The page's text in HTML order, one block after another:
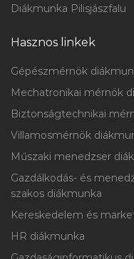
Diákmunka Pilisjászfalu
Hasznos linkek
Gépészmérnök
Mechatronikai mérnök
Biztonságtechnikai
Villamosmérnök
Műszaki menedzser
Gazdálkodás- és
szakos diákmunka
Kereskedelem és
HR diákmunka